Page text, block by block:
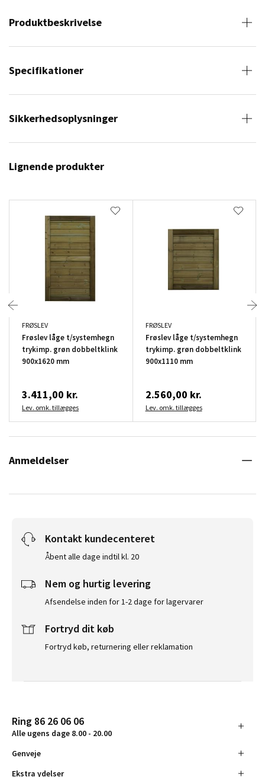
Produktbeskrivelse
Specifikationer
Sikkerhedsoplysninger
Lignende produkter
FRØSLEV
Frøslev låge t/systemhegn
trykimp. grøn dobbeltklink
900x1620 mm
3.411,00 kr.
Lev. omk. tillægges
FRØSLEV
Frøslev låge t/systemhegn
trykimp. grøn dobbeltklink
900x1110 mm
2.560,00 kr.
Lev. omk. tillægges
Anmeldelser
Kontakt kundecenteret
Åbent alle dage indtil kl. 20
Nem og hurtig levering
Afsendelse inden for 1-2 dage for lagervarer
Fortryd dit køb
Fortryd køb, returnering eller reklamation
Ring 86 26 06 06
Alle ugens dage 8.00 - 20.00
Genveje
Ekstra ydelser